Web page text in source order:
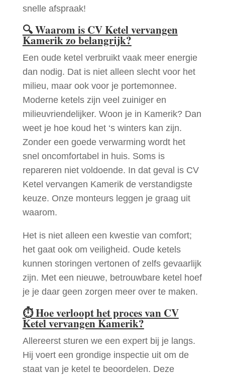
snelle afspraak!
🔍Waarom is CV Ketel vervangen
Kamerik zo belangrijk?
Een oude ketel verbruikt vaak meer energie
dan nodig. Dat is niet alleen slecht voor het
milieu, maar ook voor je portemonnee.
Moderne ketels zijn veel zuiniger en
milieuvriendelijker. Woon je in Kamerik? Dan
weet je hoe koud het ‘s winters kan zijn.
Zonder een goede verwarming wordt het
snel oncomfortabel in huis. Soms is
repareren niet voldoende. In dat geval is CV
Ketel vervangen Kamerik de verstandigste
keuze. Onze monteurs leggen je graag uit
waarom.
Het is niet alleen een kwestie van comfort;
het gaat ook om veiligheid. Oude ketels
kunnen storingen vertonen of zelfs gevaarlijk
zijn. Met een nieuwe, betrouwbare ketel hoef
je je daar geen zorgen meer over te maken.
⏱Hoe verloopt het proces van CV
Ketel vervangen Kamerik?
Allereerst sturen we een expert bij je langs.
Hij voert een grondige inspectie uit om de
staat van je ketel te beoordelen. Deze